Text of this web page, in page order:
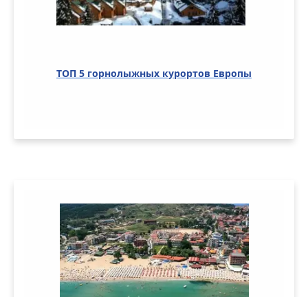
ТОП 5 горнолыжных курортов Европы